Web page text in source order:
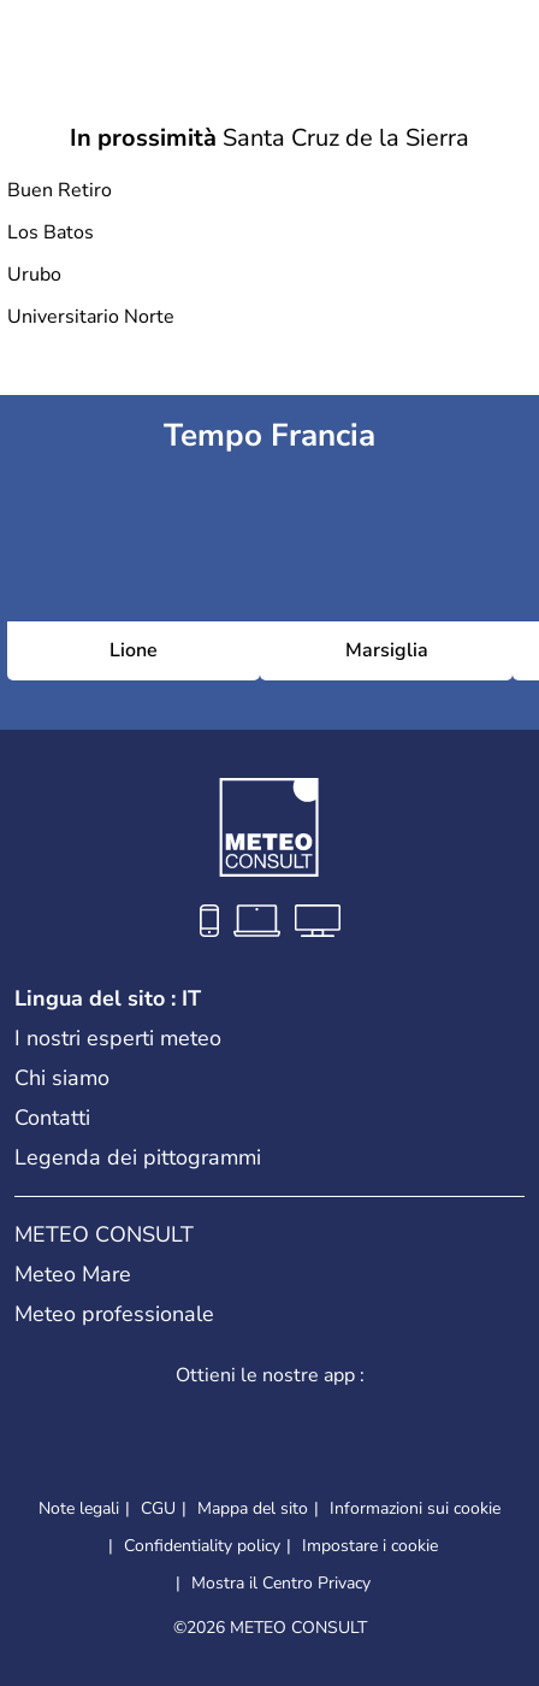
In prossimità Santa Cruz de la Sierra
Buen Retiro
Los Batos
Urubo
Universitario Norte
Tempo Francia
Lione Marsiglia
Lingua del sito : IT
I nostri esperti meteo
Chi siamo
Contatti
Legenda dei pittogrammi
METEO CONSULT
Meteo Mare
Meteo professionale
Ottieni le nostre app :
Note legali CGU Mappa del sito
Informazioni sui cookie
Confidentiality policy
Impostare i cookie
Mostra il Centro Privacy
©2026 METEO CONSULT